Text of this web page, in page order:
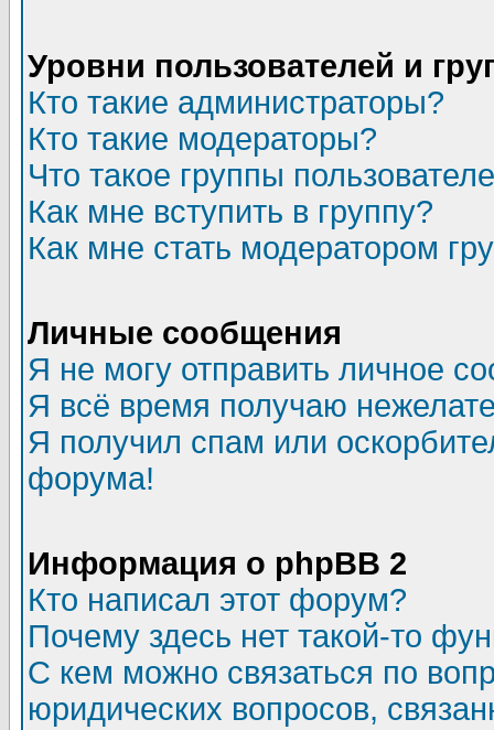
Уровни пользователей и
Кто такие администраторы?
Кто такие модераторы?
Что такое группы
Как мне вступить в группу?
Как мне стать модератором
Личные сообщения
Я не могу отправить личное
Я всё время получаю
Я получил спам или
форума!
Информация о phpBB 2
Кто написал этот форум?
Почему здесь нет такой-то
С кем можно связаться по
юридических вопросов,